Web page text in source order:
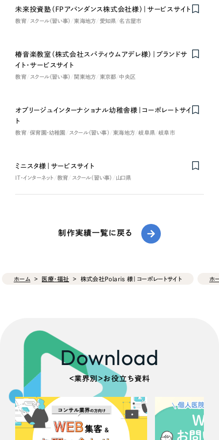
未来投資塾（FPアバンダンス株式会社様）｜サービスサイト
教育 スクール（習い事） 東海地方 愛知県 名古屋市
椿音楽教室（株式会社スパティウムアデレ様）｜ブランドサ
イト・サービスサイト
教育 スクール（習い事） 関東地方 東京都 中央区
オブリージュインターナショナル幼稚舎様｜コーポレートサイ
ト
教育 保育園・幼稚園 スクール（習い事） 東海地方 岐阜県 岐阜市
ミニスタ様｜サービスサイト
IT・インターネット 教育 スクール（習い事） 山口県
制作実績一覧に戻る
ホーム 医療・福祉 株式会社Polaris 様｜コーポレートサイト ホ
Download
＜業界別＞お役立ち資料